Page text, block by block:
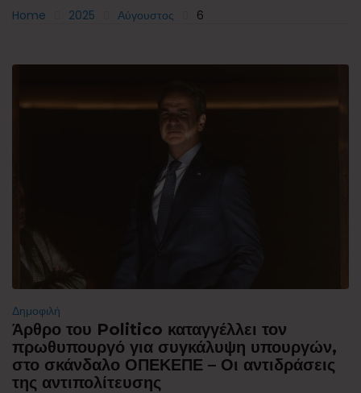
Home 2025 Αύγουστος 6
Δημοφιλή
Άρθρο του Politico καταγγέλλει τον
πρωθυπουργό για συγκάλυψη υπουργών,
στο σκάνδαλο ΟΠΕΚΕΠΕ – Οι αντιδράσεις
της αντιπολίτευσης